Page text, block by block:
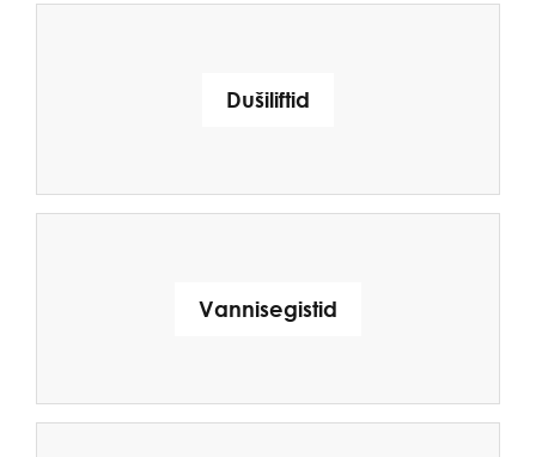
Dušiliftid
Vannisegistid